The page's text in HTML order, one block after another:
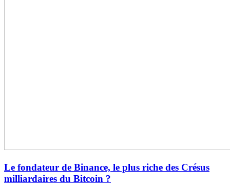
Le fondateur de Binance, le plus riche des Crésus
milliardaires du Bitcoin ?